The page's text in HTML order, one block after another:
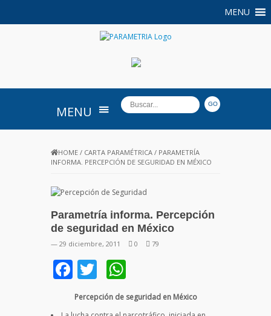
MENU
PARAMETRIA
MENU
HOME / CARTA PARAMÉTRICA / PARAMETRÍA
INFORMA. PERCEPCIÓN DE SEGURIDAD EN MÉXICO
Parametría informa. Percepción
de seguridad en México
— 29 diciembre, 2011 0 79
Facebook
Twitter
Percepción de seguridad en México